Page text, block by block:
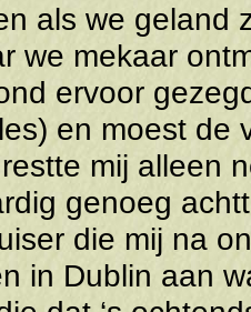
als we geland
we mekaar
ervoor
en moest de
mij alleen
genoeg
die mij na
in Dublin aan